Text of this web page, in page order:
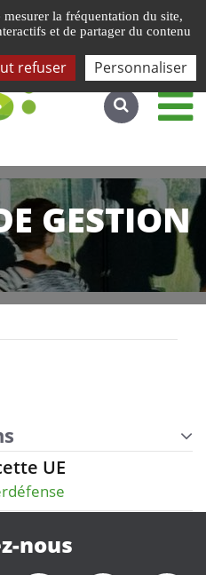
GESTION
UE
nous
la fréquentation du site,
et de partager du contenu
refuser Personnaliser